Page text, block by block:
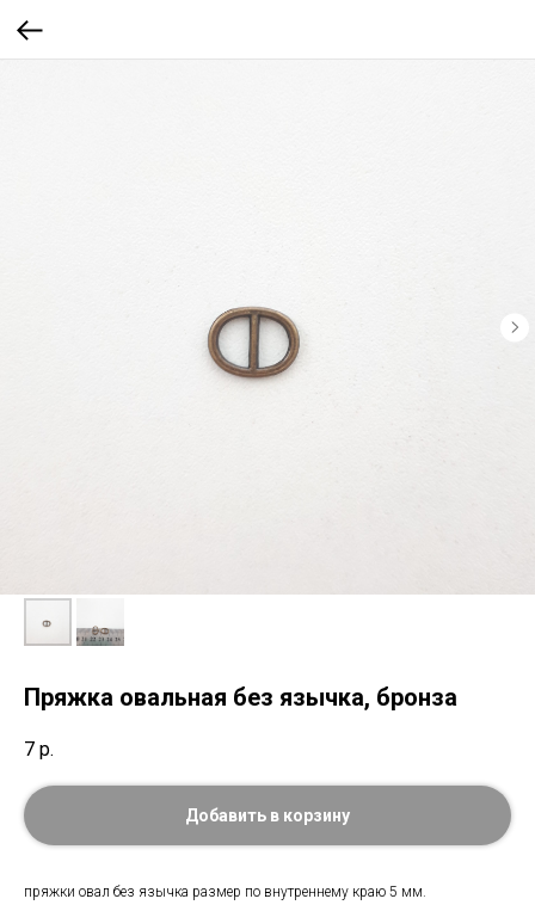
Пряжка овальная без язычка, бронза
7 р.
Добавить в корзину
пряжки овал без язычка размер по внутреннему краю 5 мм.